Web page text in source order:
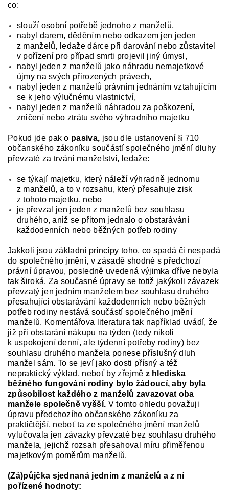
co:
slouží osobní potřebě jednoho z manželů,
nabyl darem, děděním nebo odkazem jen jeden
z manželů, ledaže dárce při darování nebo zůstavitel
v pořízení pro případ smrti projevil jiný úmysl,
nabyl jeden z manželů jako náhradu nemajetkové
újmy na svých přirozených právech,
nabyl jeden z manželů právním jednáním vztahujícím
se k jeho výlučnému vlastnictví,
nabyl jeden z manželů náhradou za poškození,
zničení nebo ztrátu svého výhradního majetku
Pokud jde pak o pasiva, jsou dle ustanovení § 710
občanského zákoníku součástí společného jmění dluhy
převzaté za trvání manželství, ledaže:
se týkají majetku, který náleží výhradně jednomu
z manželů, a to v rozsahu, který přesahuje zisk
z tohoto majetku, nebo
je převzal jen jeden z manželů bez souhlasu
druhého, aniž se přitom jednalo o obstarávání
každodenních nebo běžných potřeb rodiny
Jakkoli jsou základní principy toho, co spadá či nespadá
do společného jmění, v zásadě shodné s předchozí
právní úpravou, posledně uvedená výjimka dříve nebyla
tak široká. Za současné úpravy se totiž jakýkoli závazek
převzatý jen jedním manželem bez souhlasu druhého
přesahující obstarávání každodenních nebo běžných
potřeb rodiny nestává součástí společného jmění
manželů. Komentářova literatura tak například uvádí, že
již při obstarání nákupu na týden (tedy nikoli
k uspokojení denní, ale týdenní potřeby rodiny) bez
souhlasu druhého manžela ponese příslušný dluh
manžel sám. To se jeví jako dosti přísný a též
nepraktický výklad, neboť by zřejmě z hlediska
běžného fungování rodiny bylo žádoucí, aby byla
způsobilost každého z manželů zavazovat oba
manžele společně vyšší. V tomto ohledu považuji
úpravu předchozího občanského zákoníku za
praktičtější, neboť ta ze společného jmění manželů
vylučovala jen závazky převzaté bez souhlasu druhého
manžela, jejichž rozsah přesahoval míru přiměřenou
majetkovým poměrům manželů.
(Zá)půjčka sjednaná jedním z manželů a z ní
pořízené hodnoty: